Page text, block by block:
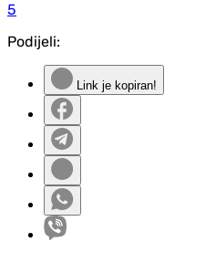
5
Podijeli:
Link je kopiran!